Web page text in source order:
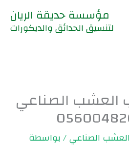
مؤسسة حديقة الريان
لتنسيق الحدائق والديكورات
العشب الصناعي
الصناعي/ بواسطة